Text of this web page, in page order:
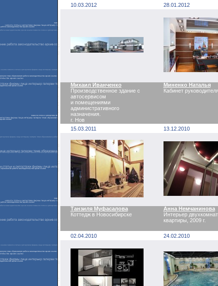
10.03.2012
Михаил Иванченко
Производственное здание с
автосервисом
и помещениями
административного
назначения.
г. Нов
28.01.2012
Миненко Наталья
Кабинет
15.03.2011
Танзиля Муфасалова
Коттедж в Новосибирске
13.12.2010
Анна Немчанинова
Интерьер
квартиры, 2009 г.
02.04.2010 24.02.2010